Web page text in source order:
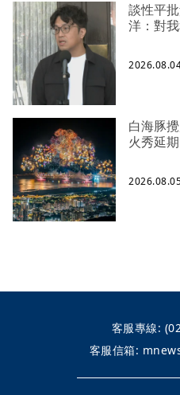
談性平
洋：對
白海豚
火秀延
客服專線:
客服信箱: